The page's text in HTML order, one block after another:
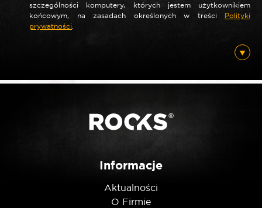
Nazwa*
Posiadam ten produkt
szczególności komputery, których jestem użytkownikiem
końcowym, na zasadach określonych w treści Polityki
prywatności.
Informacje
Aktualności
O Firmie